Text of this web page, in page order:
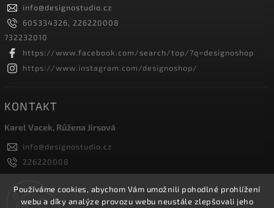
Používáme cookies, abychom Vám umožnili pohodlné prohlížení
webu a díky analýze provozu webu neustále zlepšovali jeho
info@designostudio.cz
605334326, 226220008
732232010
https://www.facebook.com/search/top/?q=designoshop
https://www.instagram.com/designoshop/
KONTAKT
Karel Vacek, Růžena Jirsová
info@designostudio.cz
226220008
605334326, 732232010
Designoshop
designoshop